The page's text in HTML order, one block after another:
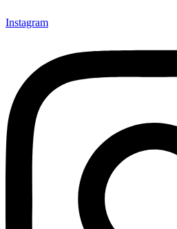
Instagram